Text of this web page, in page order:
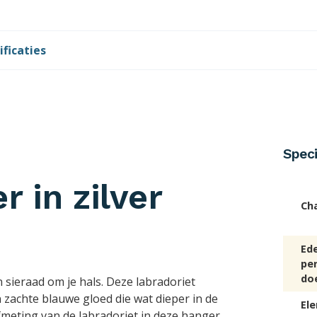
in zilver
om je hals. Deze labradoriet
blauwe gloed die wat dieper in de